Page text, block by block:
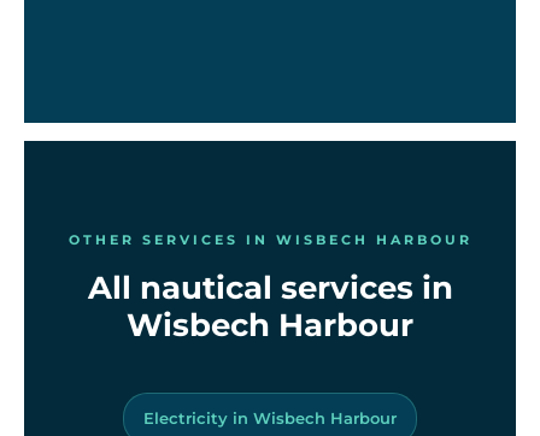
OTHER SERVICES IN WISBECH HARBOUR
All nautical services in
Wisbech Harbour
Electricity in Wisbech Harbour